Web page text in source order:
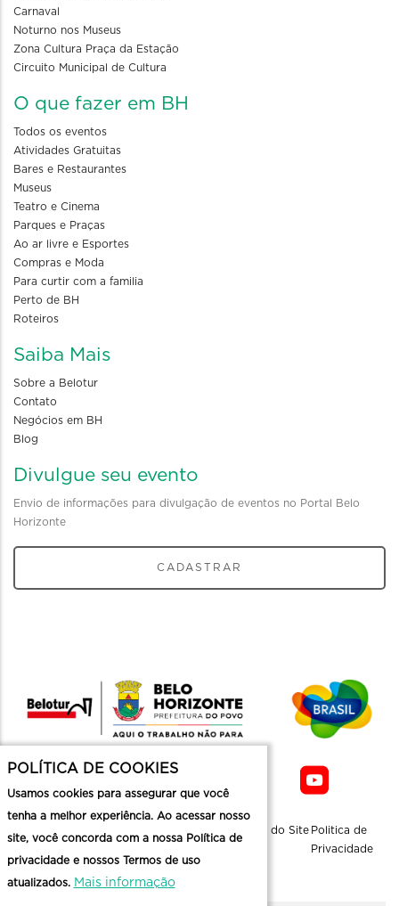
Carnaval
Noturno nos Museus
Zona Cultura Praça da Estação
Circuito Municipal de Cultura
O que fazer em BH
Todos os eventos
Atividades Gratuitas
Bares e Restaurantes
Museus
Teatro e Cinema
Parques e Praças
Ao ar livre e Esportes
Compras e Moda
Para curtir com a familia
Perto de BH
Roteiros
Saiba Mais
Sobre a Belotur
Contato
Negócios em BH
Blog
Divulgue seu evento
Envio de informações para divulgação de eventos no Portal Belo
Horizonte
CADASTRAR
Mapa do Site Politica de
Privacidade
POLÍTICA DE COOKIES
Usamos cookies para assegurar que você
tenha a melhor experiência. Ao acessar nosso
site, você concorda com a nossa Política de
privacidade e nossos Termos de uso
atualizados. Mais informação